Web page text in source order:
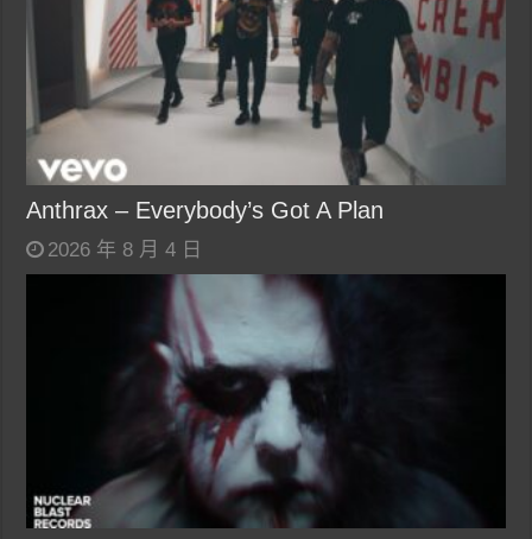
Anthrax – Everybody’s Got A Plan
2026 年 8 月 4 日